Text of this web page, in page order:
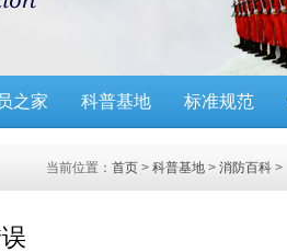
之家 科普基地 标准规范
当前位置： 首页 > 科普基地 > 消防百科 >